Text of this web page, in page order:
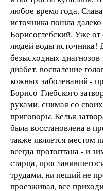
любое время года.
источника пошла
Борисоглебский. Уже от
людей воды источника!
безысходных
диабет, воспаление
кожных заболеваний -
Борисо-Глебского
руками, снимая со
приговоры. Келья
была восстановлена в
также является местом
всегда протоптана - и
старца,
трудами, ни пеший не
проезживал, все